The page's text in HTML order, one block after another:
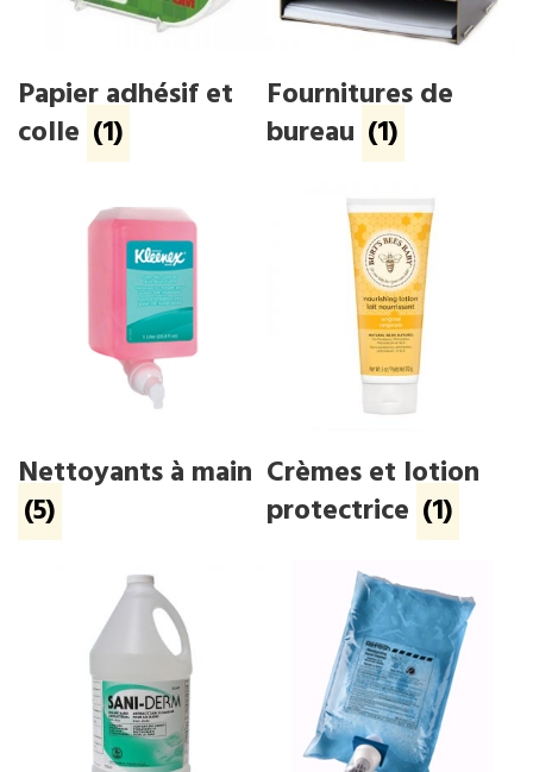
Papier adhésif et
colle (1)
Fournitures de
bureau (1)
Nettoyants à main
(5)
Crèmes et lotion
protectrice (1)